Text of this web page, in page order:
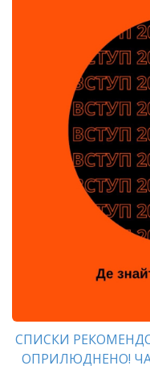
СПИСКИ
ОПРИЛЮДНЕНО!